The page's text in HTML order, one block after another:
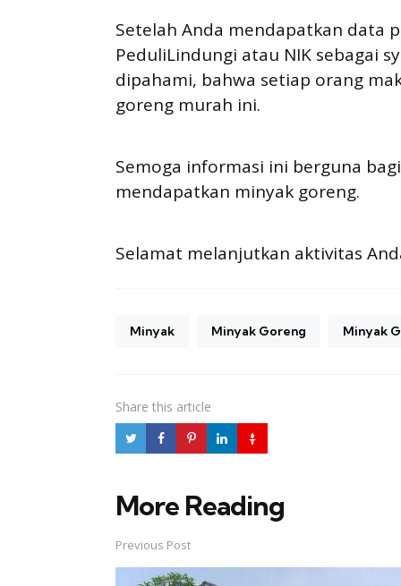
Setelah Anda mendapatkan data
PeduliLindungi atau NIK sebagai
dipahami, bahwa setiap orang
goreng murah ini.
Semoga informasi ini berguna
mendapatkan minyak goreng.
Selamat melanjutkan aktivitas
Minyak Minyak Goreng Minyak
Share this article
More Reading
Post
navigation
Previous Post